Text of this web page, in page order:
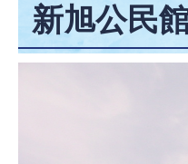
新旭公民